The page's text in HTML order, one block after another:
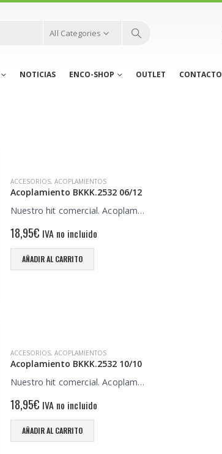
All Categories
NOTICIAS ENCO-SHOP OUTLET CONTACTO
ACCESORIOS, ACOPLAMIENTOS
Acoplamiento BKKK.2532 06/12
Nuestro hit comercial. Acoplam…
18,95€ IVA no incluido
AÑADIR AL CARRITO
ACCESORIOS, ACOPLAMIENTOS
Acoplamiento BKKK.2532 10/10
Nuestro hit comercial. Acoplam…
18,95€ IVA no incluido
AÑADIR AL CARRITO